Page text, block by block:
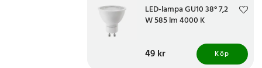
LED-lampa GU10 38° 7,2
W 585 lm 4000 K
Pris:49 kr
49 kr Köp